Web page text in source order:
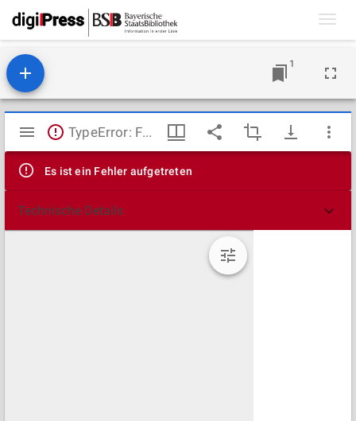
1
Mirador
Viewer
TypeError: Failed to fetch
Es ist ein Fehler aufgetreten
Technische Details